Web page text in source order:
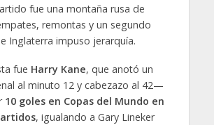
fue una montaña rusa de
remontas y un segundo
Inglaterra impuso jerarquía.
fue Harry Kane, que anotó un
al minuto 12 y cabezazo al 42—
10 goles en Copas del Mundo en
, igualando a Gary Lineker